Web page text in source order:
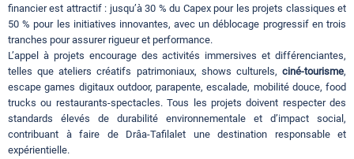
financier est attractif : jusqu’à 30 % du Capex pour les projets classiques et
50 % pour les initiatives innovantes, avec un déblocage progressif en trois
tranches pour assurer rigueur et performance.
L’appel à projets encourage des activités immersives et différenciantes,
telles que ateliers créatifs patrimoniaux, shows culturels, ciné-tourisme,
escape games digitaux outdoor, parapente, escalade, mobilité douce, food
trucks ou restaurants-spectacles. Tous les projets doivent respecter des
standards élevés de durabilité environnementale et d’impact social,
contribuant à faire de Drâa-Tafilalet une destination responsable et
expérientielle.